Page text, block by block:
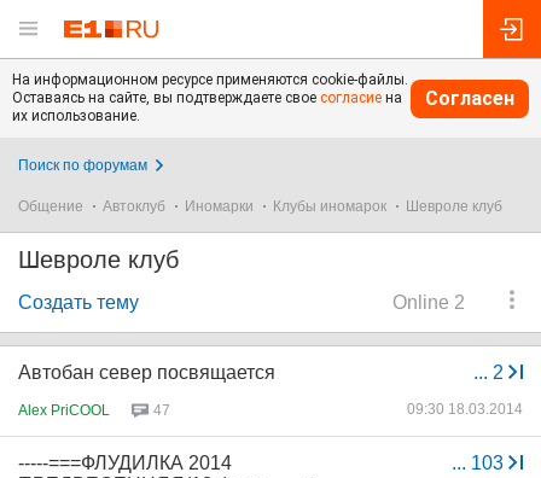
На информационном ресурсе применяются cookie-файлы.
Оставаясь на сайте, вы подтверждаете свое согласие на
их использование.
Согласен
Поиск по форумам
Общение Автоклуб Иномарки Клубы иномарок Шевроле клуб
Шевроле клуб
Online 2
Создать тему
... 2
Автобан север посвящается
Alex PriCOOL 47 09:30 18.03.2014
... 103
-----===ФЛУДИЛКА 2014